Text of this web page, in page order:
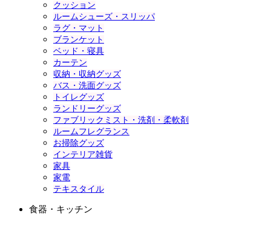
クッション
ルームシューズ・スリッパ
ラグ・マット
ブランケット
ベッド・寝具
カーテン
収納・収納グッズ
バス・洗面グッズ
トイレグッズ
ランドリーグッズ
ファブリックミスト・洗剤・柔軟剤
ルームフレグランス
お掃除グッズ
インテリア雑貨
家具
家電
テキスタイル
食器・キッチン